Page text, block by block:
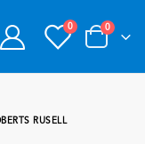
0 0
RUSELL